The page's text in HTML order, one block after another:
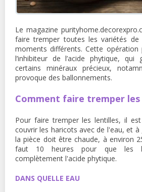
Le magazine
faire tremper toutes les variétés de
moments différents. Cette opération
l’inhibiteur de l’acide phytique, qui
certains minéraux précieux,
provoque des ballonnements.
Comment faire tremper
Pour faire tremper les lentilles, il
couvrir les haricots avec de l'eau, et à
la pièce doit être chaude, à environ
faut 10 heures pour que les
complètement l'acide phytique.
DANS QUELLE EAU